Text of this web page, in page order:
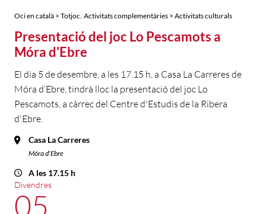
Oci en català > Totjoc Activitats complementàries > Activitats culturals
Presentació del joc Lo Pescamots a
Móra d'Ebre
El dia 5 de desembre, a les 17.15 h, a Casa La Carreres de
Móra d’Ebre, tindrà lloc la presentació del joc Lo
Pescamots, a càrrec del Centre d'Estudis de la Ribera
d'Ebre.
Casa La Carreres
Móra d'Ebre
A les 17.15 h
Divendres
05